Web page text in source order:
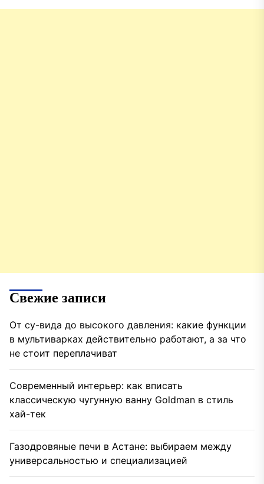
Свежие записи
От су-вида до высокого давления: какие функции
в мультиварках действительно работают, а за что
не стоит переплачиват
Современный интерьер: как вписать
классическую чугунную ванну Goldman в стиль
хай-тек
Газодровяные печи в Астане: выбираем между
универсальностью и специализацией